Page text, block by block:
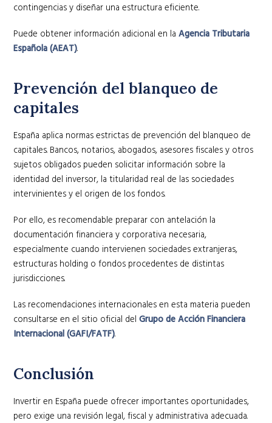
contingencias y diseñar una estructura eficiente.
Puede obtener información adicional en laAgencia Tributaria
Española (AEAT).
Prevención del blanqueo de
capitales
España aplica normas estrictas de prevención del blanqueo de
capitales. Bancos, notarios, abogados, asesores fiscales y otros
sujetos obligados pueden solicitar información sobre la
identidad del inversor, la titularidad real de las sociedades
intervinientes y el origen de los fondos.
Por ello, es recomendable preparar con antelación la
documentación financiera y corporativa necesaria,
especialmente cuando intervienen sociedades extranjeras,
estructuras holding o fondos procedentes de distintas
jurisdicciones.
Las recomendaciones internacionales en esta materia pueden
consultarse en el sitio oficial delGrupo de Acción Financiera
Internacional (GAFI/FATF).
Conclusión
Invertir en España puede ofrecer importantes oportunidades,
pero exige una revisión legal, fiscal y administrativa adecuada.